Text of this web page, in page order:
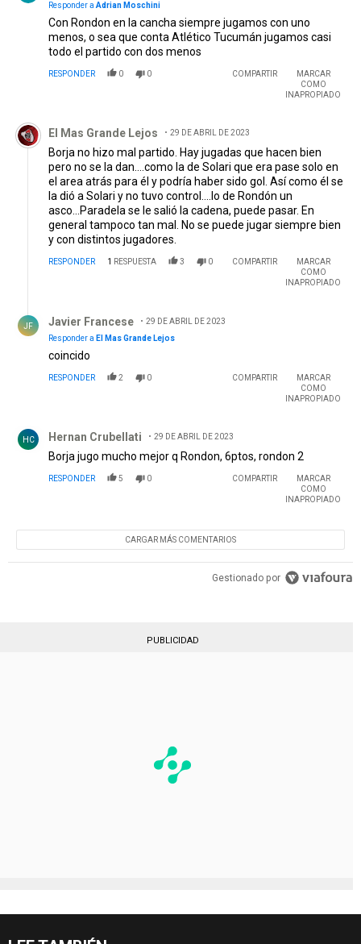
Responder a Adrian Moschini
Con Rondon en la cancha siempre jugamos con uno
menos, o sea que conta Atlético Tucumán jugamos casi
todo el partido con dos menos
RESPONDER 0 0 COMPARTIR
MARCAR
COMO
INAPROPIADO
Comentario de El Mas Grande Lejos.
El Mas Grande Lejos 29 DE ABRIL DE 2023
Borja no hizo mal partido. Hay jugadas que hacen bien
pero no se la dan....como la de Solari que era pase solo en
el area atrás para él y podría haber sido gol. Así como él se
la dió a Solari y no tuvo control....lo de Rondón un
asco...Paradela se le salió la cadena, puede pasar. En
general tampoco tan mal. No se puede jugar siempre bien
y con distintos jugadores.
RESPONDER 1 RESPUESTA 3 0 COMPARTIR
MARCAR
COMO
INAPROPIADO
JF Javier Francese
29 DE ABRIL DE 2023
Responder a El Mas Grande Lejos
coincido
RESPONDER 2 0 COMPARTIR
MARCAR
COMO
INAPROPIADO
HC Hernan Crubellati 29 DE ABRIL DE 2023
Borja jugo mucho mejor q Rondon, 6ptos, rondon 2
RESPONDER 5 0 COMPARTIR
MARCAR
COMO
INAPROPIADO
CARGAR MÁS COMENTARIOS
Gestionado por
PUBLICIDAD